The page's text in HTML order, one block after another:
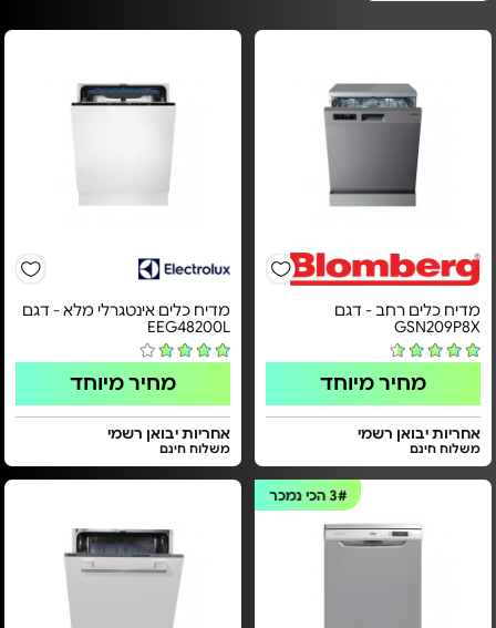
מדיח כלים רחב - דגם
GSN209P8X
מחיר מיוחד
אחריות יבואן רשמי
משלוח חינם
מדיח כלים אינטגרלי מלא - דגם
EEG48200L
מחיר מיוחד
אחריות יבואן רשמי
משלוח חינם
3#הכי נמכר